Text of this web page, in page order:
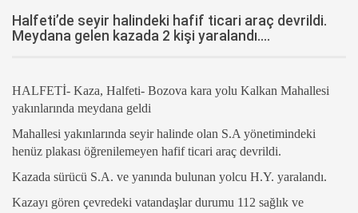
Halfeti’de seyir halindeki hafif ticari araç devrildi.
Meydana gelen kazada 2 kişi yaralandı....
HALFETİ- Kaza, Halfeti- Bozova kara yolu Kalkan Mahallesi
yakınlarında meydana geldi
Mahallesi yakınlarında seyir halinde olan S.A yönetimindeki
henüz plakası öğrenilemeyen hafif ticari araç devrildi.
Kazada sürücü S.A. ve yanında bulunan yolcu H.Y. yaralandı.
Kazayı gören çevredeki vatandaşlar durumu 112 sağlık ve